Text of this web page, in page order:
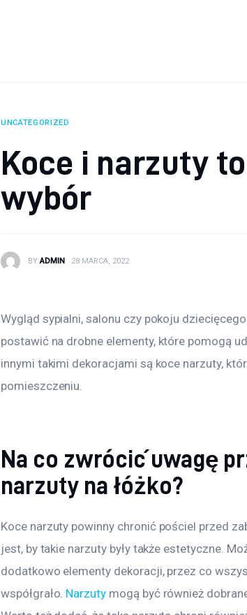
UNCATEGORIZED
Koce i narzuty
wybór
BY ADMIN 28 MARCA, 2022
Wygląd sypialni, salonu czy pokoju
postawić na drobne elementy, które pomogą
innymi takimi dekoracjami są koce narzuty,
pomieszczeniu.
Na co zwrócić uwagę
narzuty na łóżko?
Koce narzuty powinny chronić pościel przed
jest, by takie narzuty były także estetyczne.
dodatkowo elementy dekoracji, przez co
współgrało. Narzuty mogą być również